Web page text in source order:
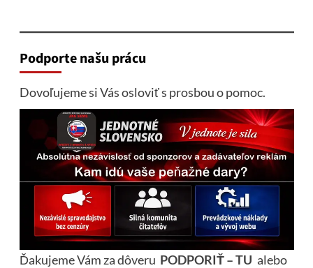
Podporte našu prácu
Dovoľujeme si Vás osloviť s prosbou o pomoc.
Ďakujeme Vám za dôveru PODPORIŤ – TU alebo